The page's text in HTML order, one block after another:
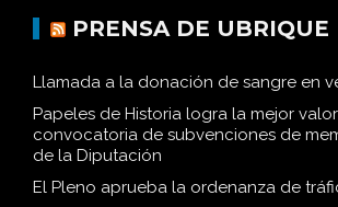
PRENSA DE UBRIQUE
Llamada a la donación de sangre en
Papeles de Historia logra la mejor
convocatoria de subvenciones de
de la Diputación
El Pleno aprueba la ordenanza de